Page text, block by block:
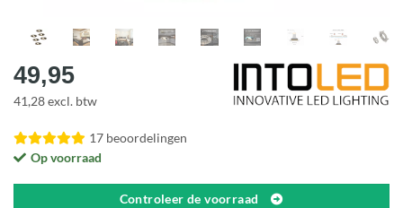
49,95
41,28 excl. btw
17 beoordelingen
Op voorraad
Controleer de voorraad